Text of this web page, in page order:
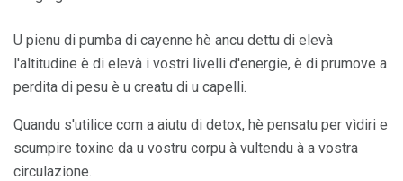
U pienu di pumba di cayenne hè ancu dettu di elevà
l'altitudine è di elevà i vostri livelli d'energie, è di prumove a
perdita di pesu è u creatu di u capelli.
Quandu s'utilice com a aiutu di detox, hè pensatu per vìdiri e
scumpire toxine da u vostru corpu à vultendu à a vostra
circulazione.